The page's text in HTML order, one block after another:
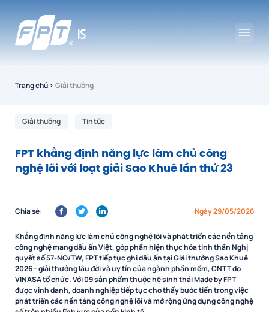
Trang chủ › Giải thưởng
Giải thưởng Tin tức
FPT khẳng định năng lực làm chủ công
nghệ lõi với loạt giải Sao Khuê lần thứ 23
Ngày 29/05/2026
Chia sẻ:
Khẳng định năng lực làm chủ công nghệ lõi và phát triển các nền tảng
công nghệ mang dấu ấn Việt, góp phần hiện thực hóa tinh thần Nghị
quyết số 57-NQ/TW, FPT tiếp tục ghi dấu ấn tại Giải thưởng Sao Khuê
2026 – giải thưởng lâu đời và uy tín của ngành phần mềm, CNTT do
VINASA tổ chức. Với 09 sản phẩm thuộc hệ sinh thái Made by FPT
được vinh danh, doanh nghiệp tiếp tục cho thấy bước tiến trong việc
phát triển các nền tảng công nghệ lõi và mở rộng ứng dụng công nghệ